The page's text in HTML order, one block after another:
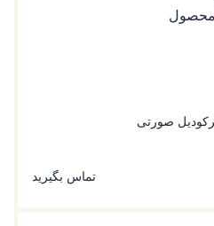
صورتی
تماس بگیرید